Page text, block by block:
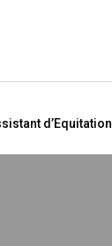
d’Equitation